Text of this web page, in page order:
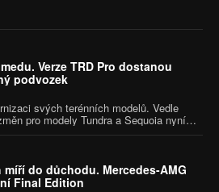
Verze TRD Pro dostanou
podvozek
svých terénních modelů. Vedle
pro modely Tundra a Sequoia nyní
terénní verze TRD Pro.
lak Honeycomb, ale výrobce
a výbavě.
do důchodu. Mercedes-AMG
Final Edition